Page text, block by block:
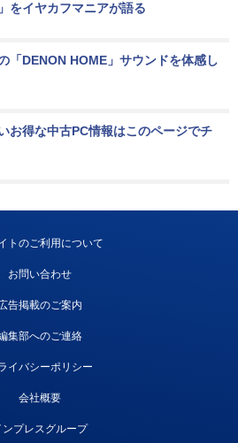
をイヤカフマニアが語る
「DENON HOME」サウンドを体感し
お得な中古PC情報はこのページでチ
トのご利用について
お問い合わせ
告掲載のご案内
集部へのご連絡
イバシーポリシー
会社概要
ンプレスグループ